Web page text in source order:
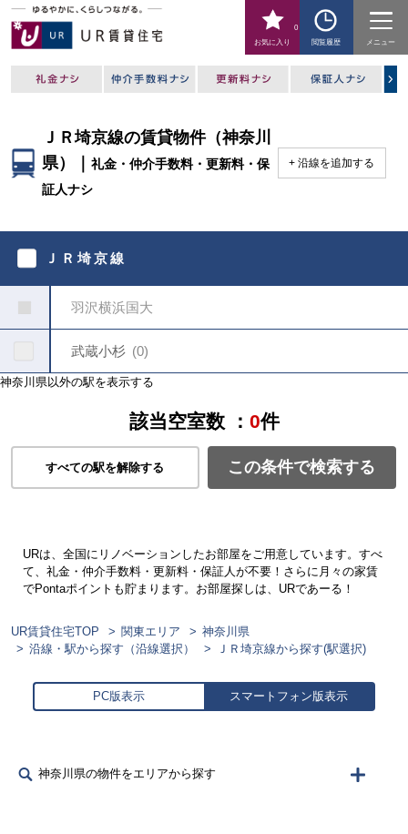
お気に入り
0
閲覧履歴
メニュー
ＪＲ埼京線の賃貸物件（神奈川
県）｜礼金・仲介手数料・更新料・保
証人ナシ
沿線を追加する
く
い
ＪＲ埼京線
羽沢横浜国大
武蔵小杉 0
神奈川県以外の駅を表示する
該当空室数 ： 0件
すべての駅を解除する この条件で検索する
URは、全国にリノベーションしたお部屋をご用意しています。すべ
て、礼金・仲介手数料・更新料・保証人が不要！さらに月々の家賃
でPontaポイントも貯まります。お部屋探しは、URであーる！
UR賃貸住宅TOP 関東エリア
神奈川県
沿線・駅から探す（沿線選択）
ＪＲ埼京線から探す(駅選択)
PC版表示 スマートフォン版表示
神奈川県の物件をエリアから探す